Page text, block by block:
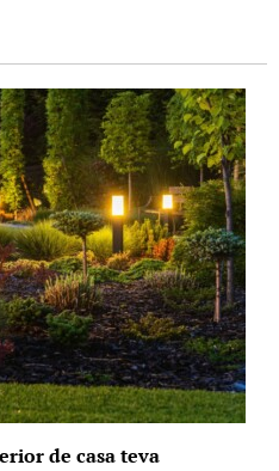
de casa teva